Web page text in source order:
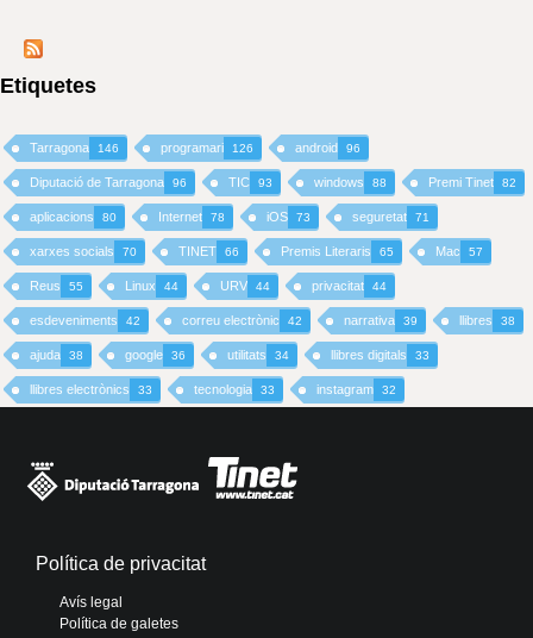
Etiquetes
Tarragona 146 programari 126 android 96
Diputació de Tarragona 96 TIC 93 windows 88 Premi Tinet 82
aplicacions 80 Internet 78 iOS 73 seguretat 71
xarxes socials 70 TINET 66 Premis Literaris 65 Mac 57
Reus 55 Linux 44 URV 44 privacitat 44
esdeveniments 42 correu electrònic 42 narrativa 39 llibres 38
ajuda 38 google 36 utilitats 34 llibres digitals 33
llibres electrònics 33 tecnologia 33 instagram 32
Política de privacitat
Avís legal
Política de galetes